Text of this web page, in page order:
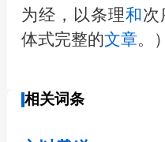
为经，以条理和次
体式完整的文章。）
相关词条